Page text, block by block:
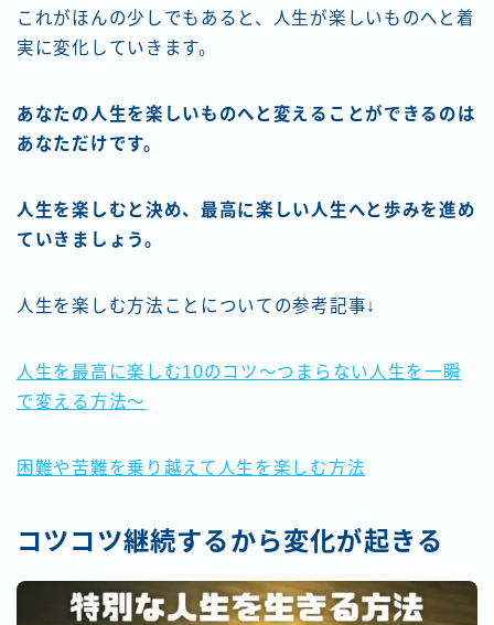
これがほんの少しでもあると、人生が楽しいものへと着
実に変化していきます。
あなたの人生を楽しいものへと変えることができるのは
あなただけです。
人生を楽しむと決め、最高に楽しい人生へと歩みを進め
ていきましょう。
人生を楽しむ方法ことについての参考記事↓
人生を最高に楽しむ10のコツ～つまらない人生を一瞬
で変える方法～
困難や苦難を乗り越えて人生を楽しむ方法
コツコツ継続するから変化が起きる